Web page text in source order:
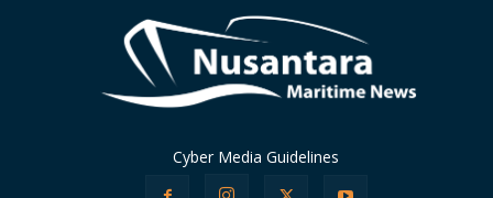
Cyber Media Guidelines